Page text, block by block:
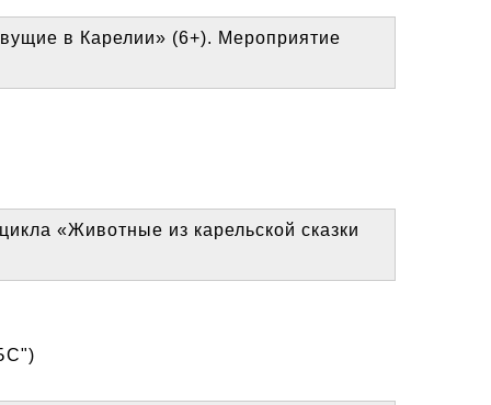
в Карелии» (6+). Мероприятие
«Животные из карельской сказки